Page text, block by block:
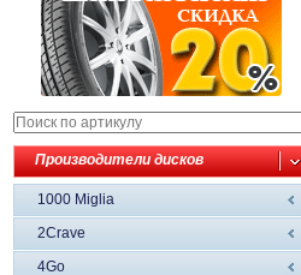
Производители дисков
1000 Miglia
2Crave
4Go